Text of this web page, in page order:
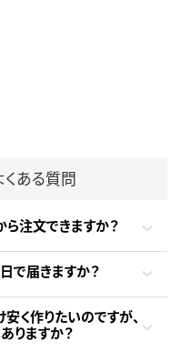
くある質問
注文できますか？
で届きますか？
く作りたいのですが、
りますか？